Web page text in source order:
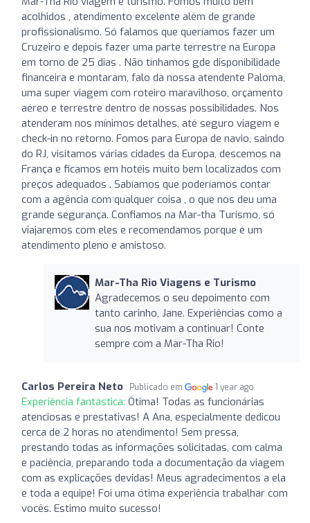
acolhidos , atendimento excelente além de grande
profissionalismo. Só falamos que queríamos fazer um
Cruzeiro e depois fazer uma parte terrestre na Europa
em torno de 25 dias . Não tínhamos gde disponibilidade
financeira e montaram, falo da nossa atendente Paloma,
uma super viagem com roteiro maravilhoso, orçamento
aéreo e terrestre dentro de nossas possibilidades. Nos
atenderam nos mínimos detalhes, até seguro viagem e
check-in no retorno. Fomos para Europa de navio, saindo
do RJ, visitamos várias cidades da Europa, descemos na
França e ficamos em hotéis muito bem localizados com
preços adequados . Sabíamos que poderíamos contar
com a agência com qualquer coisa , o que nos deu uma
grande segurança. Confiamos na Mar-tha Turismo, só
viajaremos com eles e recomendamos porque é um
atendimento pleno e amistoso.
Mar-Tha Rio Viagens e Turismo
Agradecemos o seu depoimento com
tanto carinho, Jane. Experiências como a
sua nos motivam a continuar! Conte
sempre com a Mar-Tha Rio!
Carlos Pereira Neto Publicado em 1 year ago
Experiência fantástica: Ótima! Todas as funcionárias
atenciosas e prestativas! A Ana, especialmente dedicou
cerca de 2 horas no atendimento! Sem pressa,
prestando todas as informações solicitadas, com calma
e paciência, preparando toda a documentação da viagem
com as explicações devidas! Meus agradecimentos a ela
e toda a equipe! Foi uma ótima experiência trabalhar com
vocês. Estimo muito sucesso!